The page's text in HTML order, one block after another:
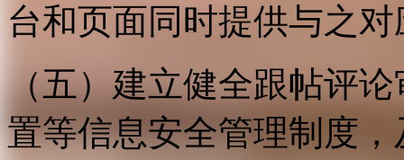
台和页面同时提供与之
（五）建立健全跟帖评
置等信息安全管理制度